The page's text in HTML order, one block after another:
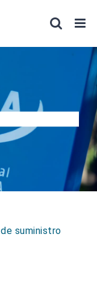
suministro